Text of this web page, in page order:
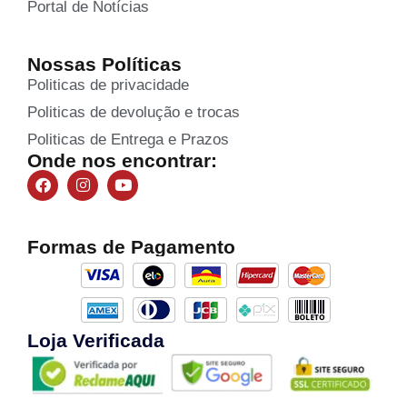
Portal de Notícias
Nossas Políticas
Politicas de privacidade
Politicas de devolução e trocas
Politicas de Entrega e Prazos
Onde nos encontrar:
Formas de Pagamento
Loja Verificada